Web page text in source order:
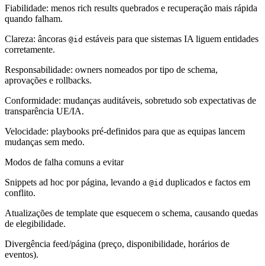
Fiabilidade: menos rich results quebrados e recuperação mais rápida
quando falham.
Clareza: âncoras @id estáveis para que sistemas IA liguem entidades
corretamente.
Responsabilidade: owners nomeados por tipo de schema,
aprovações e rollbacks.
Conformidade: mudanças auditáveis, sobretudo sob expectativas de
transparência UE/IA.
Velocidade: playbooks pré-definidos para que as equipas lancem
mudanças sem medo.
Modos de falha comuns a evitar
Snippets ad hoc por página, levando a @id duplicados e factos em
conflito.
Atualizações de template que esquecem o schema, causando quedas
de elegibilidade.
Divergência feed/página (preço, disponibilidade, horários de
eventos).